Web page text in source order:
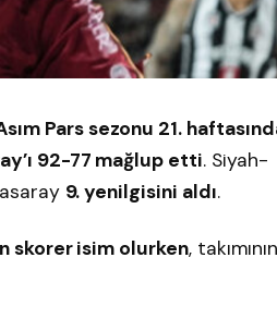
Pars sezonu 21.
92-77 mağlup etti. Siyah-
9. yenilgisini aldı.
skorer isim olurken, takımının